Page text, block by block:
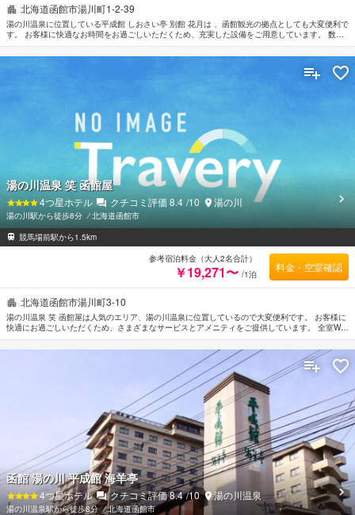
北海道函館市湯川町1-2-39
湯の川温泉に位置している平成館 しおさい亭 別館 花月は 、函館観光の拠点としても大変便利で
す。 お客様に快適なお時間をお過ごしいただくため、充実した設備をご用意しています。 数あ
る館内施設には駐車場, エレベーター, 館内ショップなどがあります。 最高水準規模の施設を誇
る客室は、快適で居心地が良く無料ティー, タオル, スリッパ, テレビ, 冷蔵庫などの便利なアメ
ニティもご提供しています。 ご滞在をより楽しくお過ごしいただくため、マッサージなどのリ
ラクゼーション施設が完備されています。 平成館 しおさい亭 別館 花月は函館の市内観光の拠点
北海道函館市湯川町3-10
湯の川温泉 笑 函館屋は人気のエリア、湯の川温泉に位置しているので大変便利です。 お客様に
快適にお過ごしいただくため、さまざまなサービスとアメニティをご提供しています。 全室Wi-
Fi無料, 清掃（毎日）, 荷物預かり所, Wi-Fi（共有エリア内）, 駐車場などの施設も是非ご利用く
ださい。 ルームタイプによりタオル, スリッパ, 薄型TV, 鏡, ワイヤレス インターネットなどの設
備が整った客室をご用意しています。 温泉 などのリラクゼーション施設をご満喫ください。 湯
の川温泉 笑 函館屋のあたたかいおもてなしと心地よい雰囲気で、 函館での滞在をより思い出深
湯の川温泉 笑 函館屋
4つ星ホテル クチコミ評価8.4 /10 湯の川
湯の川駅から徒歩8分 ⁄北海道函館市
競馬場前駅から1.5km
参考宿泊料金（大人2名合計）
￥19,271〜 /1泊
料金・空室確認
函館 湯の川 平成館 海羊亭
4つ星ホテル クチコミ評価8.4 /10 湯の川温泉
湯の川温泉駅から徒歩8分 ⁄北海道函館市